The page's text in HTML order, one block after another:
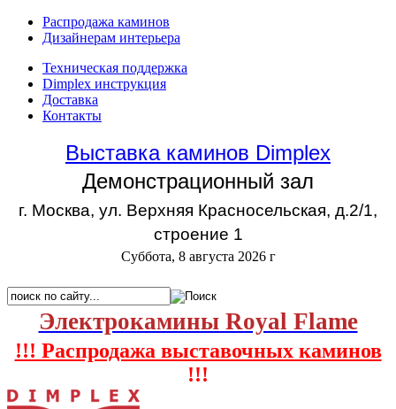
Распродажа каминов
Дизайнерам интерьера
Техническая поддержка
Dimplex инструкция
Доставка
Контакты
Выставка каминов Dimplex
Демонстрационный зал
г. Москва, ул. Верхняя Красносельская, д.2/1,
строение 1
Суббота, 8 августа 2026 г
Электрокамины Royal Flame
!!! Распродажа выставочных каминов
!!!